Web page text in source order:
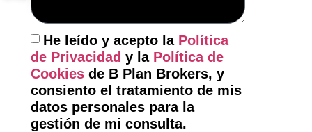
"Contacte
nosotros"He leído y acepto la Política
de Privacidad y la Política de
Cookies de B Plan Brokers, y
consiento el tratamiento de mis
datos personales para la
gestión de mi consulta.